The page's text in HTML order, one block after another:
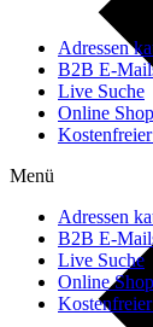
Adressen
B2B E-
Live Suche
Online Shop
Menü
Adressen
B2B E-
Live Suche
Online Shop